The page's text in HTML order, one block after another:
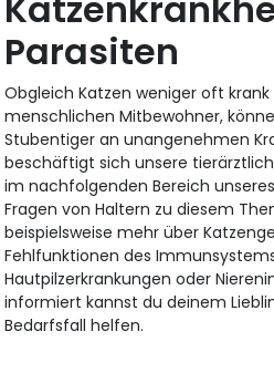
Parasiten
Obgleich Katzen weniger oft krank
menschlichen Mitbewohner,
Stubentiger an unangenehmen
beschäftigt sich unsere
im nachfolgenden Bereich
Fragen von Haltern zu diesem
beispielsweise mehr über
Fehlfunktionen des
Hautpilzerkrankungen oder
informiert kannst du deinem
Bedarfsfall helfen.